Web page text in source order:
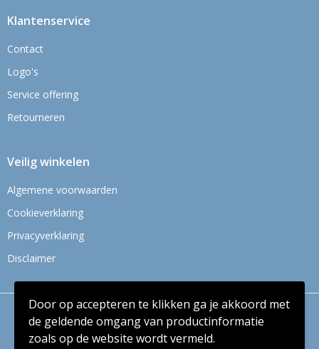
Klantenservice
Contact
Logo's
Service offering
Retourneren
Veilig winkelen
Algemene voorwaarden
Cookieverklaring
Privacyverklaring
Disclaimer
© Copyright Context BV 2024
Door op accepteren te klikken ga je akkoord met
de geldende omgang van productinformatie
zoals op de website wordt vermeld.